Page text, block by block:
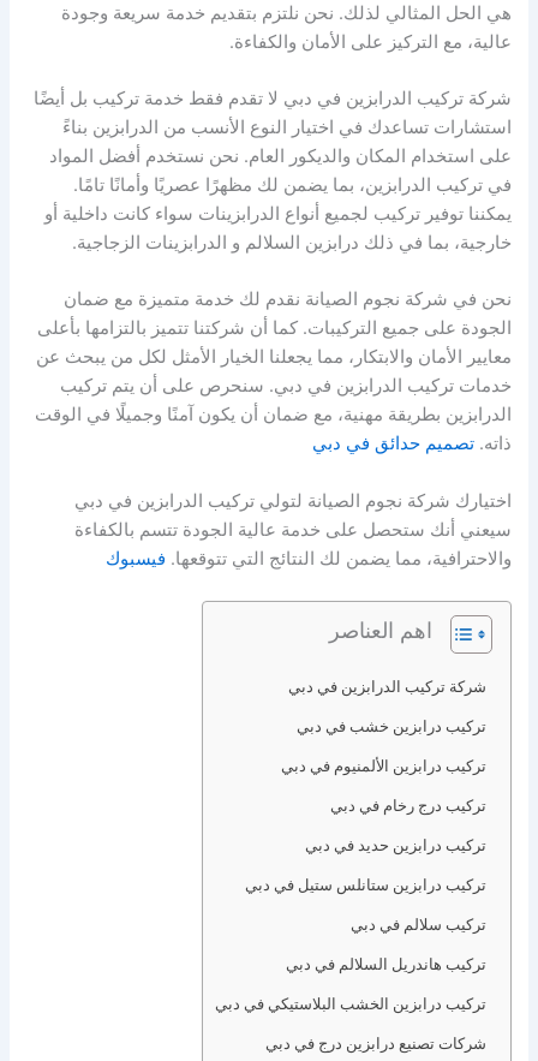
هي الحل المثالي لذلك. نحن نلتزم بتقديم خدمة سريعة وجودة
عالية، مع التركيز على الأمان والكفاءة.
شركة تركيب الدرابزين في دبي لا تقدم فقط خدمة تركيب بل أيضًا
استشارات تساعدك في اختيار النوع الأنسب من الدرابزين بناءً
على استخدام المكان والديكور العام. نحن نستخدم أفضل المواد
في تركيب الدرابزين، بما يضمن لك مظهرًا عصريًا وأمانًا تامًا.
يمكننا توفير تركيب لجميع أنواع الدرابزينات سواء كانت داخلية أو
خارجية، بما في ذلك درابزين السلالم و الدرابزينات الزجاجية.
نحن في شركة نجوم الصيانة نقدم لك خدمة متميزة مع ضمان
الجودة على جميع التركيبات. كما أن شركتنا تتميز بالتزامها بأعلى
معايير الأمان والابتكار، مما يجعلنا الخيار الأمثل لكل من يبحث عن
خدمات تركيب الدرابزين في دبي. سنحرص على أن يتم تركيب
الدرابزين بطريقة مهنية، مع ضمان أن يكون آمنًا وجميلًا في الوقت
ذاته.تصميم حدائق في دبي
اختيارك شركة نجوم الصيانة لتولي تركيب الدرابزين في دبي
سيعني أنك ستحصل على خدمة عالية الجودة تتسم بالكفاءة
والاحترافية، مما يضمن لك النتائج التي تتوقعها. فيسبوك
اهم العناصر
شركة تركيب الدرابزين في دبي
تركيب درابزين خشب في دبي
تركيب درابزين الألمنيوم في دبي
تركيب درج رخام في دبي
تركيب درابزين حديد في دبي
تركيب درابزين ستانلس ستيل في دبي
تركيب سلالم في دبي
تركيب هاندريل السلالم في دبي
تركيب درابزين الخشب البلاستيكي في دبي
شركات تصنيع درابزين درج في دبي